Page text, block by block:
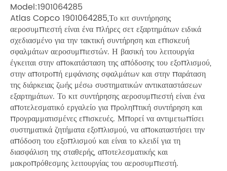
Model:1901064285
Atlas Copco 1901064285,Το κιτ συντήρησης
αεροσυμπιεστή είναι ένα πλήρες σετ εξαρτημάτων ειδικά
σχεδιασμένο για την τακτική συντήρηση και επισκευή
σφαλμάτων αεροσυμπιεστών. Η βασική του λειτουργία
έγκειται στην αποκατάσταση της απόδοσης του εξοπλισμού,
στην αποτροπή εμφάνισης σφαλμάτων και στην παράταση
της διάρκειας ζωής μέσω συστηματικών αντικαταστάσεων
εξαρτημάτων. Το κιτ συντήρησης αεροσυμπιεστή είναι ένα
αποτελεσματικό εργαλείο για προληπτική συντήρηση και
προγραμματισμένες επισκευές. Μπορεί να αντιμετωπίσει
συστηματικά ζητήματα εξοπλισμού, να αποκαταστήσει την
απόδοση του εξοπλισμού και είναι το κλειδί για τη
διασφάλιση της σταθερής, αποτελεσματικής και
μακροπρόθεσμης λειτουργίας του αεροσυμπιεστή.